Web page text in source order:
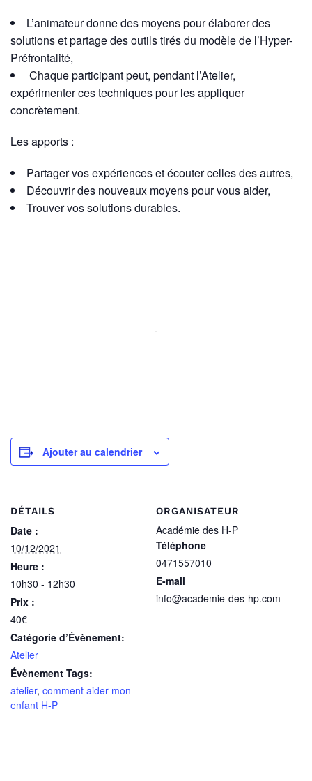
L’animateur donne des moyens pour élaborer des
solutions et partage des outils tirés du modèle de l’Hyper-
Préfrontalité,
Chaque participant peut, pendant l’Atelier,
expérimenter ces techniques pour les appliquer
concrètement.
Les apports :
Partager vos expériences et écouter celles des autres,
Découvrir des nouveaux moyens pour vous aider,
Trouver vos solutions durables.
Ajouter au calendrier
DÉTAILS
Date :
10/12/2021
Heure :
10h30 - 12h30
Prix :
40€
Catégorie d’Évènement:
Atelier
Évènement Tags:
atelier, comment aider mon
enfant H-P
ORGANISATEUR
Académie des H-P
Téléphone
0471557010
E-mail
info@academie-des-hp.com